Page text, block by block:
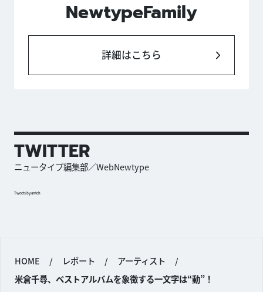
NewtypeFamily
詳細はこちら
TWITTER
ニュータイプ編集部／WebNewtype
Tweets by antch
HOME / レポート / アーティスト
/
米倉千尋、ベストアルバムを象徴する一文字は“動”！